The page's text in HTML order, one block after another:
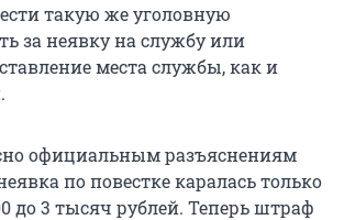
такую же уголовную
за неявку на службу или
места службы, как и
официальным разъяснениям
по повестке каралась только
до 3 тысяч рублей. Теперь штраф